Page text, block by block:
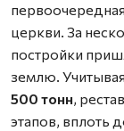
церкви. За
постройки
землю.
500 тонн,
этапов, вплоть